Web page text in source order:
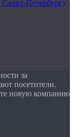
Петербург)
за
посетители.
новую компанию